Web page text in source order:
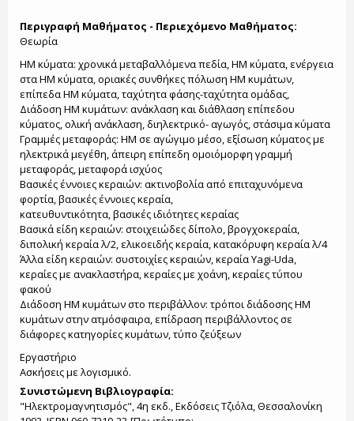
Περιγραφή Μαθήματος - Περιεχόμενο Μαθήματος:
Θεωρία
ΗΜ κύματα: χρονικά μεταβαλλόμενα πεδία, ΗΜ κύματα, ενέργεια
στα ΗΜ κύματα, οριακές συνθήκες πόλωση ΗΜ κυμάτων,
επίπεδα ΗΜ κύματα, ταχύτητα φάσης-ταχύτητα ομάδας,
Διάδοση ΗΜ κυμάτων: ανάκλαση και διάθλαση επίπεδου
κύματος, ολική ανάκλαση, διηλεκτρικό- αγωγός, στάσιμα κύματα
Γραμμές μεταφοράς: ΗΜ σε αγώγιμο μέσο, εξίσωση κύματος με
ηλεκτρικά μεγέθη, άπειρη επίπεδη ομοιόμορφη γραμμή
μεταφοράς, μεταφορά ισχύος
Βασικές έννοιες κεραιών: ακτινοβολία από επιταχυνόμενα
φορτία, βασικές έννοιες κεραία,
κατευθυντικότητα, βασικές ιδιότητες κεραίας
Βασικά είδη κεραιών: στοιχειώδες δίπολο, βρογχοκεραία,
διπολική κεραία λ/2, ελικοειδής κεραία, κατακόρυφη κεραία λ/4
Άλλα είδη κεραιών: συστοιχίες κεραιών, κεραία Yagi-Uda,
κεραίες με ανακλαστήρα, κεραίες με χοάνη, κεραίες τύπου
φακού
Διάδοση ΗΜ κυμάτων στο περιβάλλον: τρόποι διάδοσης ΗΜ
κυμάτων στην ατμόσφαιρα, επίδραση περιβάλλοντος σε
διάφορες κατηγορίες κυμάτων, τύπο ζεύξεων
Εργαστήριο
Ασκήσεις με λογισμικό.
Συνιστώμενη Βιβλιογραφία:
"Ηλεκτρομαγνητισμός", 4η εκδ., Εκδόσεις Τζιόλα, Θεσσαλονίκη